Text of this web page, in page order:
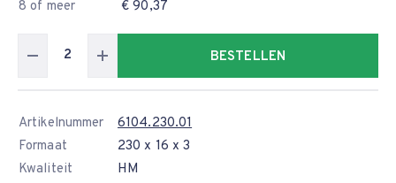
8 of meer
€ 90,37
BESTELLEN
Artikelnummer
6104.230.01
Formaat
230 x 16 x 3
Kwaliteit
HM